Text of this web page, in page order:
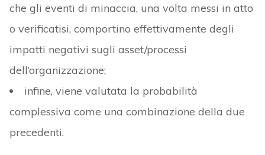
che gli eventi di minaccia, una volta messi in atto
o verificatisi, comportino effettivamente degli
impatti negativi sugli asset/processi
dell’organizzazione;
infine, viene valutata la probabilità
complessiva come una combinazione della due
precedenti.